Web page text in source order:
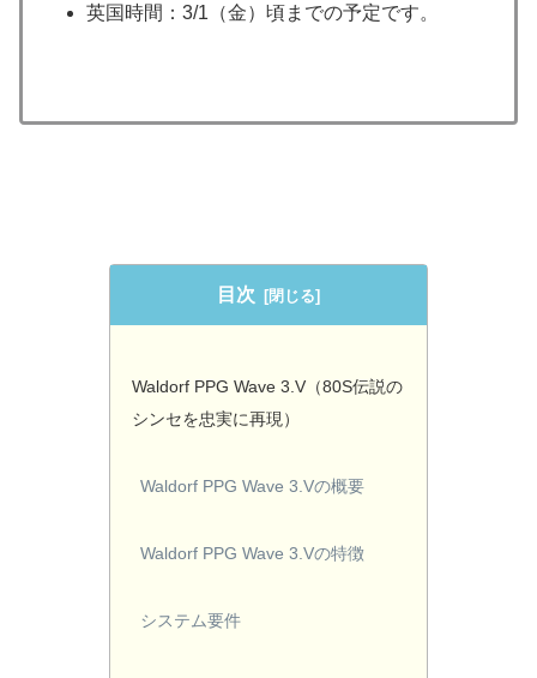
英国時間：3/1（金）頃までの予定です。
目次
Waldorf PPG Wave 3.V（80S伝説の
シンセを忠実に再現）
Waldorf PPG Wave 3.Vの概要
Waldorf PPG Wave 3.Vの特徴
システム要件